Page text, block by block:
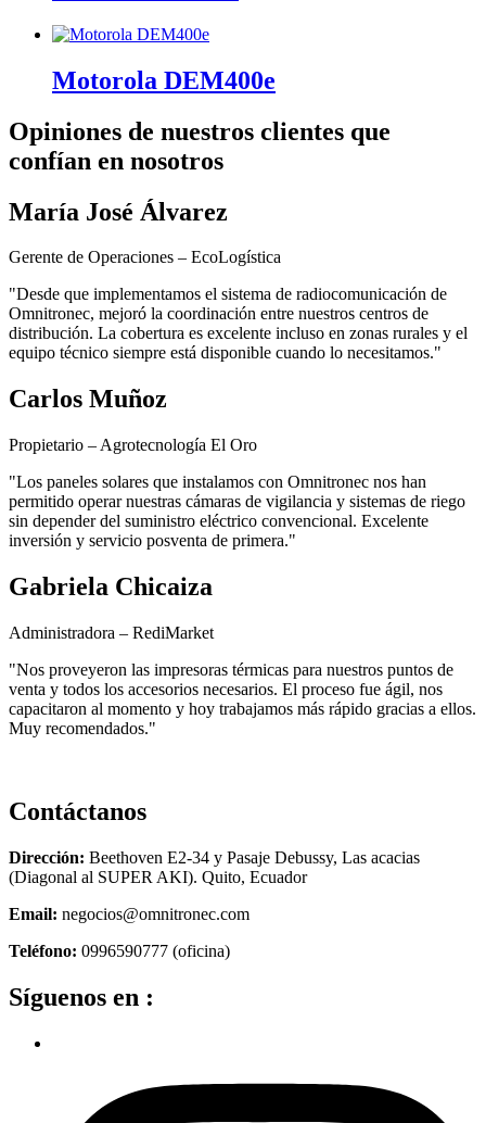
Motorola DEM400e
Opiniones de nuestros clientes que
confían en nosotros
María José Álvarez
Gerente de Operaciones – EcoLogística
"Desde que implementamos el sistema de radiocomunicación de
Omnitronec, mejoró la coordinación entre nuestros centros de
distribución. La cobertura es excelente incluso en zonas rurales y el
equipo técnico siempre está disponible cuando lo necesitamos."
Carlos Muñoz
Propietario – Agrotecnología El Oro
"Los paneles solares que instalamos con Omnitronec nos han
permitido operar nuestras cámaras de vigilancia y sistemas de riego
sin depender del suministro eléctrico convencional. Excelente
inversión y servicio posventa de primera."
Gabriela Chicaiza
Administradora – RediMarket
"Nos proveyeron las impresoras térmicas para nuestros puntos de
venta y todos los accesorios necesarios. El proceso fue ágil, nos
capacitaron al momento y hoy trabajamos más rápido gracias a ellos.
Muy recomendados."
Contáctanos
Dirección: Beethoven E2-34 y Pasaje Debussy, Las acacias
(Diagonal al SUPER AKI). Quito, Ecuador
Email: negocios@omnitronec.com
Teléfono: 0996590777 (oficina)
Síguenos en :